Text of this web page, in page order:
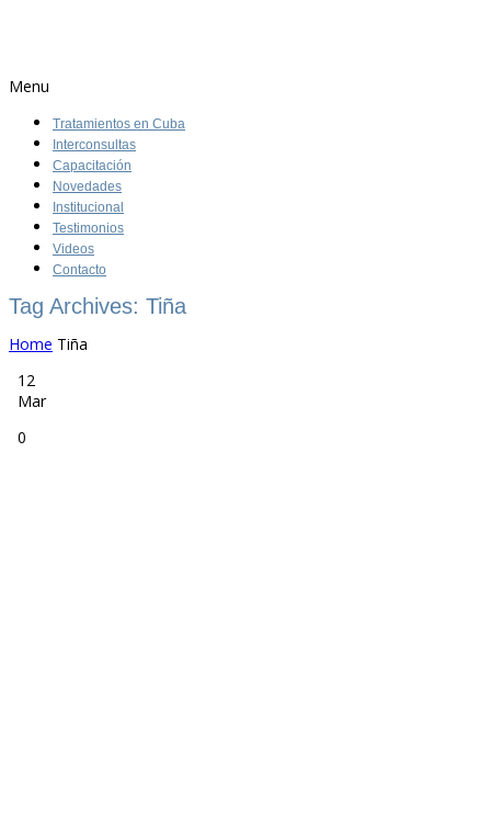
Menu
Tratamientos en Cuba
Interconsultas
Capacitación
Novedades
Institucional
Testimonios
Videos
Contacto
Tag Archives: Tiña
Home Tiña
12
Mar
0